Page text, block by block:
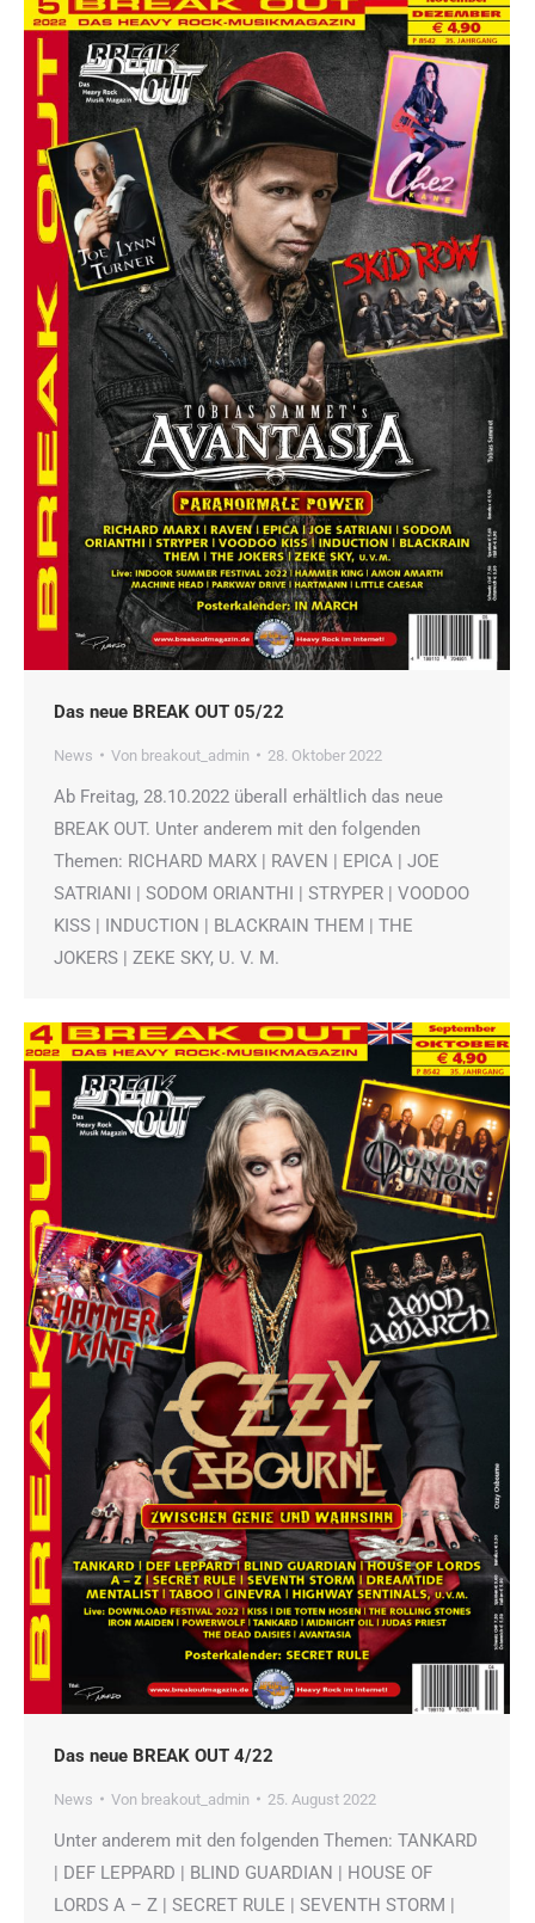
Das neue BREAK OUT 05/22
News Von breakout_admin 28. Oktober 2022
Ab Freitag, 28.10.2022 überall erhältlich das neue
BREAK OUT. Unter anderem mit den folgenden
Themen: RICHARD MARX | RAVEN | EPICA | JOE
SATRIANI | SODOM ORIANTHI | STRYPER | VOODOO
KISS | INDUCTION | BLACKRAIN THEM | THE
JOKERS | ZEKE SKY, U. V. M.
Das neue BREAK OUT 4/22
News Von breakout_admin 25. August 2022
Unter anderem mit den folgenden Themen: TANKARD
| DEF LEPPARD | BLIND GUARDIAN | HOUSE OF
LORDS A – Z | SECRET RULE | SEVENTH STORM |